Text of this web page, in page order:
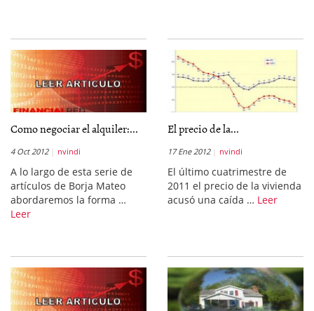
Como negociar el alquiler:...
4 Oct 2012 nvindi
A lo largo de esta serie de
artículos de Borja Mateo
abordaremos la forma …
Leer
El precio de la...
17 Ene 2012 nvindi
El último cuatrimestre de
2011 el precio de la vivienda
acusó una caída … Leer